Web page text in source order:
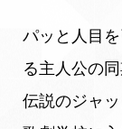
パッと人目
る主人公の同
伝説のジャ